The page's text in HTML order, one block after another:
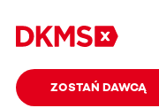
ZOSTAŃ DAWCĄ